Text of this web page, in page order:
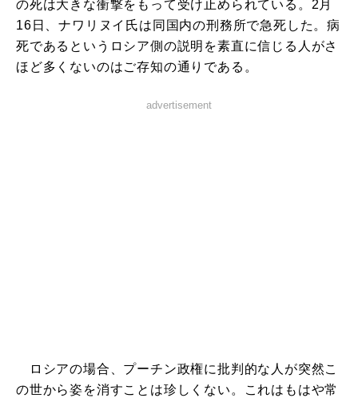
の死は大きな衝撃をもって受け止められている。2月
16日、ナワリヌイ氏は同国内の刑務所で急死した。病
死であるというロシア側の説明を素直に信じる人がさ
ほど多くないのはご存知の通りである。
advertisement
ロシアの場合、プーチン政権に批判的な人が突然こ
の世から姿を消すことは珍しくない。これはもはや常